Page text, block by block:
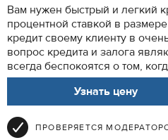
Вам нужен быстрый и легкий
процентной ставкой в
кредит своему клиенту в
вопрос кредита и залога
всегда беспокоятся о том,
Узнать цену
ПРОВЕРЯЕТСЯ